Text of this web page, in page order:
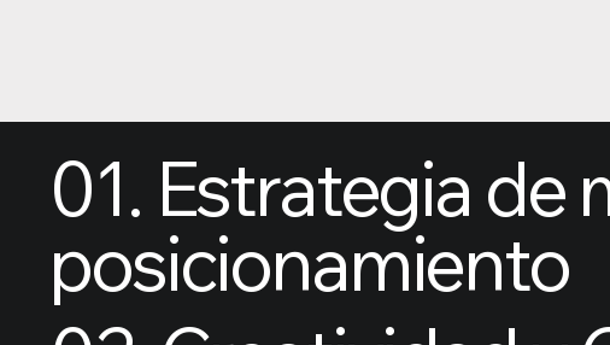
01. Estrategia de
posicionamiento